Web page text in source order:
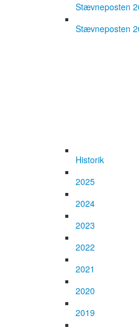
Stævneposten
Stævneposten
Historik
2025
2024
2023
2022
2021
2020
2019